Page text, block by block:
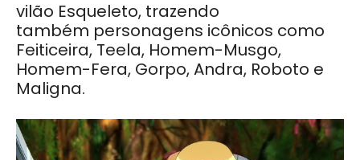
vilão Esqueleto, trazendo
também personagens icônicos como
Feiticeira, Teela, Homem-Musgo,
Homem-Fera, Gorpo, Andra, Roboto e
Maligna.